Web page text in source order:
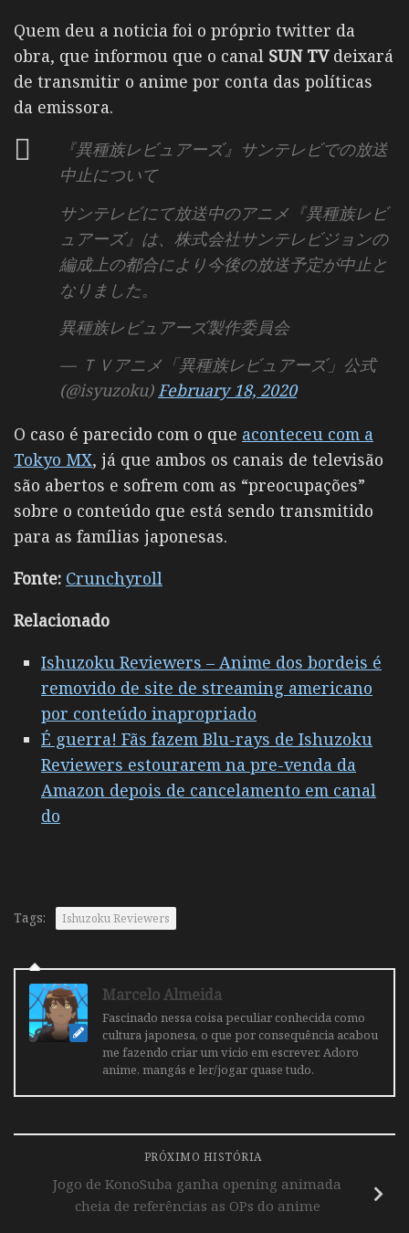
Quem deu a noticia foi o próprio twitter da
obra, que informou que o canal SUN TVdeixará
de transmitir o anime por conta das políticas
da emissora.
『異種族レビュアーズ』サンテレビでの放送
中止について
サンテレビにて放送中のアニメ『異種族レビ
ュアーズ』は、株式会社サンテレビジョンの
編成上の都合により今後の放送予定が中止と
なりました。
異種族レビュアーズ製作委員会
— ＴＶアニメ「異種族レビュアーズ」公式
(@isyuzoku)February 18, 2020
O caso é parecido com o que aconteceu com a
Tokyo MX, já que ambos os canais de televisão
são abertos e sofrem com as “preocupações”
sobre o conteúdo que está sendo transmitido
para as famílias japonesas.
Fonte: Crunchyroll
Relacionado
Ishuzoku Reviewers – Anime dos bordeis é
removido de site de streaming americano
por conteúdo inapropriado
É guerra! Fãs fazem Blu-rays de Ishuzoku
Reviewers estourarem na pre-venda da
Amazon depois de cancelamento em canal
do
Tags: Ishuzoku Reviewers
Marcelo Almeida
Fascinado nessa coisa peculiar conhecida como
cultura japonesa, o que por consequência acabou
me fazendo criar um vicio em escrever. Adoro
anime, mangás e ler/jogar quase tudo.
PRÓXIMO HISTÓRIA
Jogo de KonoSuba ganha opening animada
cheia de referências as OPs do anime